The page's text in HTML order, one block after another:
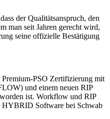
der Qualitätsanspruch, den
man seit Jahren gerecht wird,
seine offizielle Bestätigung
Premium-PSO Zertifizierung mit
und einem neuen RIP
ist. Workflow und RIP
HYBRID Software bei Schwab